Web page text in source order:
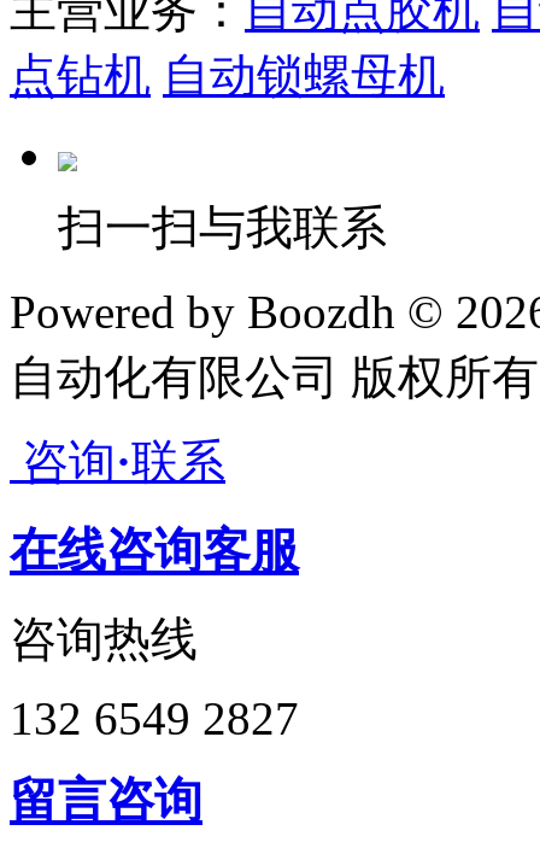
主营业务： 自动点胶机
点钻机 自动锁螺母机
扫一扫与我联系
Powered by Boozdh ©
自动化有限公司 版权所
咨询·联系
在线咨询客服
咨询热线
132 6549 2827
留言咨询